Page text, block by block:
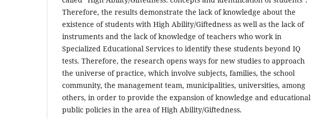
Therefore, the results demonstrate the lack of knowledge about the
existence of students with High Ability/Giftedness as well as the lack of
instruments and the lack of knowledge of teachers who work in
Specialized Educational Services to identify these students beyond IQ
tests. Therefore, the research opens ways for new studies to approach
the universe of practice, which involve subjects, families, the school
community, the management team, municipalities, universities, among
others, in order to provide the expansion of knowledge and educational
public policies in the area of High Ability/Giftedness.